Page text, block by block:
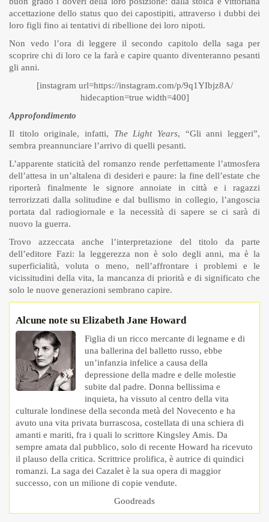
accettazione dello status quo dei capostipiti, attraverso i dubbi dei
loro figli fino ai tentativi di ribellione dei loro nipoti.
Non vedo l’ora di leggere il secondo capitolo della saga per
scoprire chi di loro ce la farà e capire quanto diventeranno pesanti
gli anni.
[instagram url=https://instagram.com/p/9q1YIbjz8A/
hidecaption=true width=400]
Approfondimento
Il titolo originale, infatti, The Light Years, “Gli anni leggeri”,
sembra preannunciare l’arrivo di quelli pesanti.
L’apparente staticità del romanzo rende perfettamente l’atmosfera
dell’attesa in un’altalena di desideri e paure: la fine dell’estate che
riporterà finalmente le signore annoiate in città e i ragazzi
terrorizzati dalla solitudine e dal bullismo in collegio, l’angoscia
portata dal radiogiornale e la necessità di sapere se ci sarà di
nuovo la guerra.
Trovo azzeccata anche l’interpretazione del titolo da parte
dell’editore Fazi: la leggerezza non è solo degli anni, ma è la
superficialità, voluta o meno, nell’affrontare i problemi e le
vicissitudini della vita, la mancanza di priorità e di significato che
solo le nuove generazioni sembrano capire.
Alcune note su Elizabeth Jane Howard
Figlia di un ricco mercante di legname e di
una ballerina del balletto russo, ebbe
un’infanzia infelice a causa della
depressione della madre e delle molestie
subite dal padre. Donna bellissima e
inquieta, ha vissuto al centro della vita
culturale londinese della seconda metà del Novecento e ha
avuto una vita privata burrascosa, costellata di una schiera di
amanti e mariti, fra i quali lo scrittore Kingsley Amis. Da
sempre amata dal pubblico, solo di recente Howard ha ricevuto
il plauso della critica. Scrittrice prolifica, è autrice di quindici
romanzi. La saga dei Cazalet è la sua opera di maggior
successo, con un milione di copie vendute.
Goodreads